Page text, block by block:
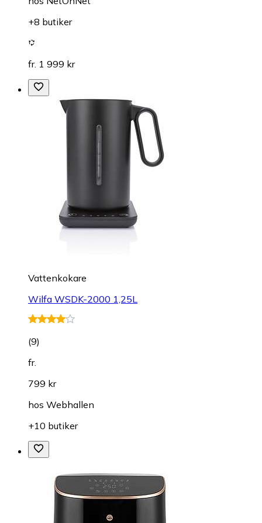
+8 butiker
fr. 1 999 kr
Vattenkokare
Wilfa WSDK-2000 1,25L
(9)
fr.
799 kr
hos Webhallen
+10 butiker